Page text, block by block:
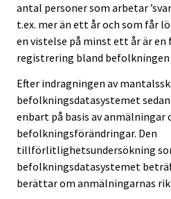
antal personer som arbetar
t.ex. mer än ett år och som får
en vistelse på minst ett år är
registrering bland befolkningen
Efter indragningen av
befolkningsdatasystemet
enbart på basis av anmälningar
befolkningsförändringar. Den
tillförlitlighetsundersökning
befolkningsdatasystemet
berättar om anmälningarnas